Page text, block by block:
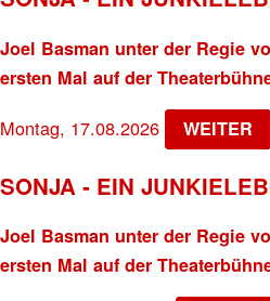
Joel Basman unter der Regie
ersten Mal auf der
Montag, 17.08.2026 WEITER
SONJA - EIN
Joel Basman unter der Regie
ersten Mal auf der